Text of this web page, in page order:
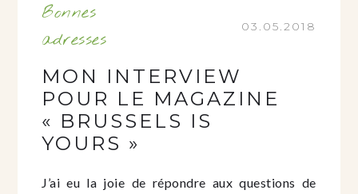
Bonnes
adresses
03.05.2018
MON INTERVIEW
POUR LE MAGAZINE
« BRUSSELS IS
YOURS »
J’ai eu la joie de répondre aux questions de